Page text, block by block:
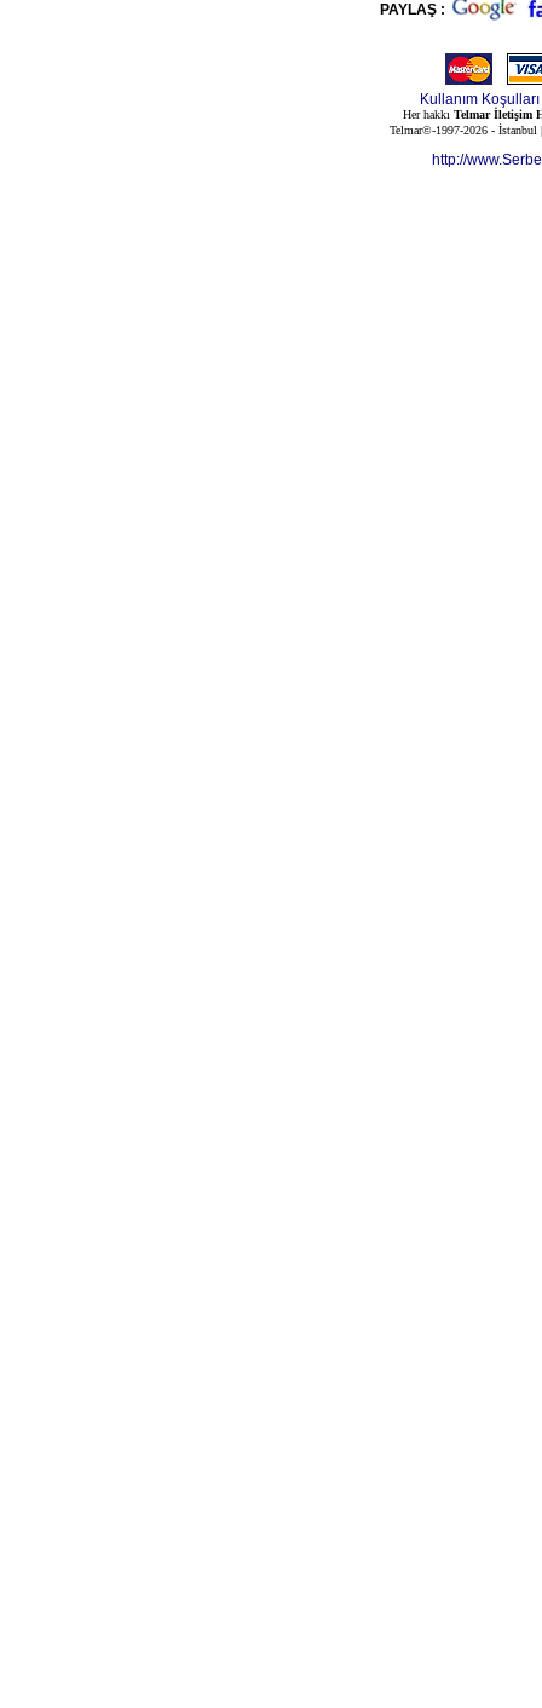
PAYLAŞ :
Kullanım Koşulları
Her hakkı Telmar İletişim
Telmar©-1997-2026 -
http://